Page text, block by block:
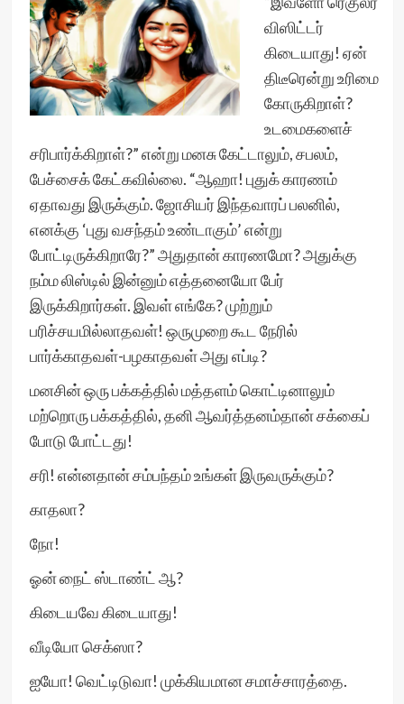
விஸிட்டர்
கிடையாது! ஏன்
திடீரென்று உரிமை
கோருகிறாள்?
உடமைகளைச்
சரிபார்க்கிறாள்?” என்று மனசு கேட்டாலும், சபலம்,
பேச்சைக் கேட்கவில்லை. “ஆஹா! புதுக் காரணம்
ஏதாவது இருக்கும். ஜோசியர் இந்தவாரப் பலனில்,
எனக்கு ‘புது வசந்தம் உண்டாகும்’ என்று
போட்டிருக்கிறாரே?” அதுதான் காரணமோ? அதுக்கு
நம்ம லிஸ்டில் இன்னும் எத்தனையோ பேர்
இருக்கிறார்கள். இவள் எங்கே? முற்றும்
பரிச்சயமில்லாதவள்! ஒருமுறை கூட நேரில்
பார்க்காதவள்-பழகாதவள் அது எப்டி?
மனசின் ஒரு பக்கத்தில் மத்தளம் கொட்டினாலும்
மற்றொரு பக்கத்தில், தனி ஆவர்த்தனம்தான் சக்கைப்
போடு போட்டது!
சரி! என்னதான் சம்பந்தம் உங்கள் இருவருக்கும்?
காதலா?
நோ!
ஓன் நைட் ஸ்டாண்ட் ஆ?
கிடையவே கிடையாது!
வீடியோ செக்ஸா?
ஐயோ! வெட்டிடுவா! முக்கியமான சமாச்சாரத்தை.